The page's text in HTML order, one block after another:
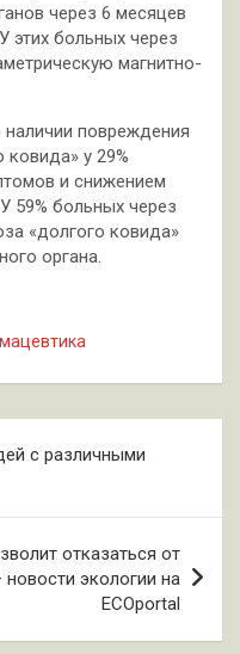
через 6 месяцев
этих больных через
магнитно-
наличии повреждения
ковида» у 29%
и снижением
59% больных через
«долгого ковида»
органа.
с различными
отказаться от
экологии на
ECOportal